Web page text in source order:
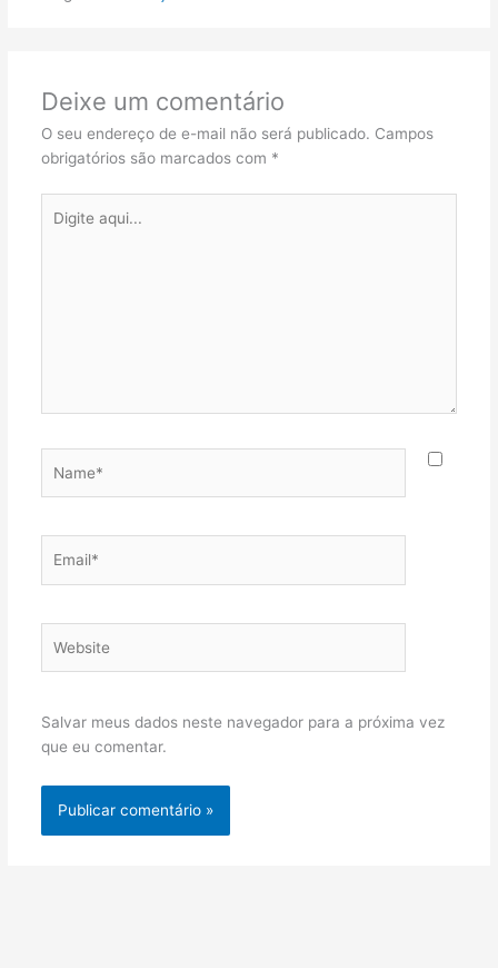
Deixe um comentário
O seu endereço de e-mail não será publicado. Campos
obrigatórios são marcados com *
aqui...
Salvar meus dados neste navegador para a próxima vez
que eu comentar.